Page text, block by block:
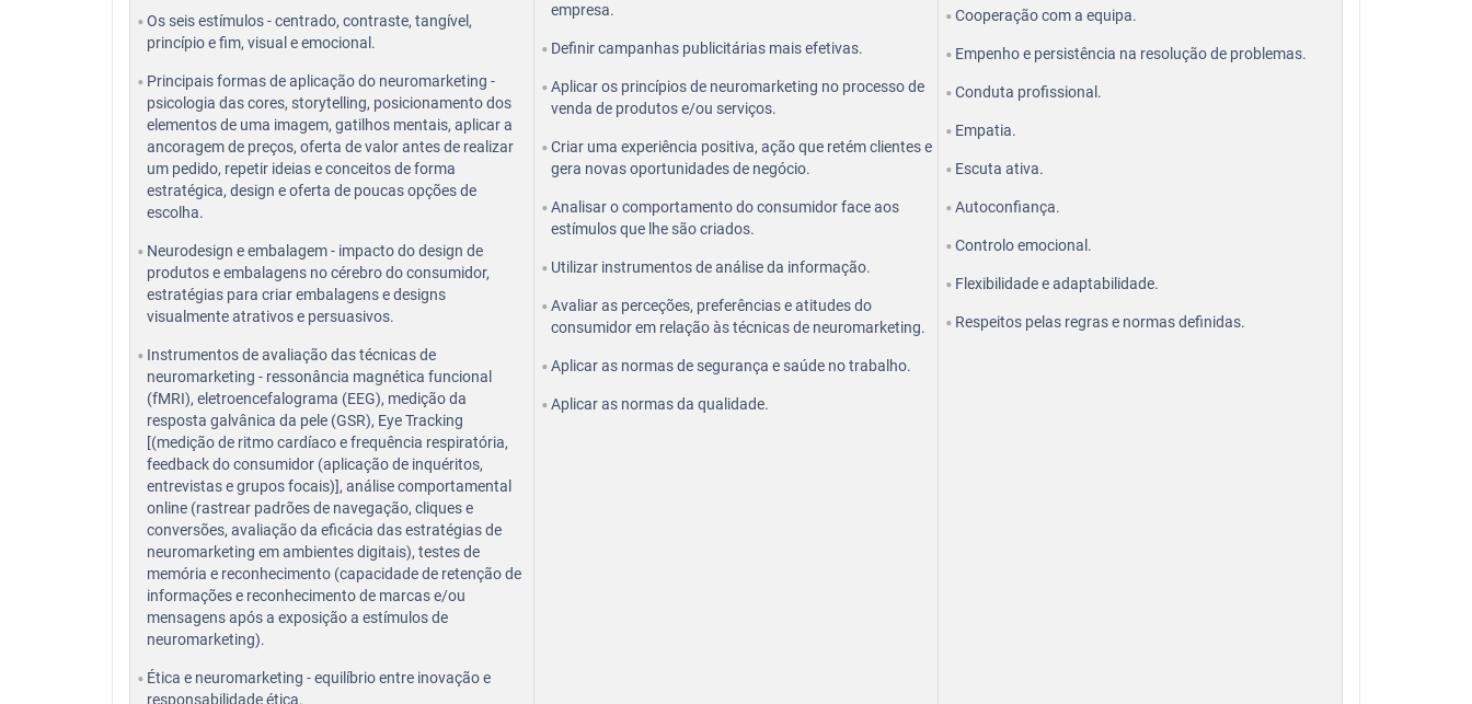
Os seis estímulos - centrado, contraste, tangível,
princípio e fim, visual e emocional.
Principais formas de aplicação do neuromarketing -
psicologia das cores, storytelling, posicionamento dos
elementos de uma imagem, gatilhos mentais, aplicar a
ancoragem de preços, oferta de valor antes de realizar
um pedido, repetir ideias e conceitos de forma
estratégica, design e oferta de poucas opções de
escolha.
Neurodesign e embalagem - impacto do design de
produtos e embalagens no cérebro do consumidor,
estratégias para criar embalagens e designs
visualmente atrativos e persuasivos.
Instrumentos de avaliação das técnicas de
neuromarketing - ressonância magnética funcional
(fMRI), eletroencefalograma (EEG), medição da
resposta galvânica da pele (GSR), Eye Tracking
[(medição de ritmo cardíaco e frequência respiratória,
feedback do consumidor (aplicação de inquéritos,
entrevistas e grupos focais)], análise comportamental
online (rastrear padrões de navegação, cliques e
conversões, avaliação da eficácia das estratégias de
neuromarketing em ambientes digitais), testes de
memória e reconhecimento (capacidade de retenção de
informações e reconhecimento de marcas e/ou
mensagens após a exposição a estímulos de
neuromarketing).
Ética e neuromarketing - equilíbrio entre inovação e
responsabilidade ética.
empresa.
Definir campanhas publicitárias mais efetivas.
Aplicar os princípios de neuromarketing no processo de
venda de produtos e/ou serviços.
Criar uma experiência positiva, ação que retém clientes e
gera novas oportunidades de negócio.
Analisar o comportamento do consumidor face aos
estímulos que lhe são criados.
Utilizar instrumentos de análise da informação.
Avaliar as perceções, preferências e atitudes do
consumidor em relação às técnicas de neuromarketing.
Aplicar as normas de segurança e saúde no trabalho.
Aplicar as normas da qualidade.
Cooperação com a equipa.
Empenho e persistência na resolução de problemas.
Conduta profissional.
Empatia.
Escuta ativa.
Autoconfiança.
Controlo emocional.
Flexibilidade e adaptabilidade.
Respeitos pelas regras e normas definidas.